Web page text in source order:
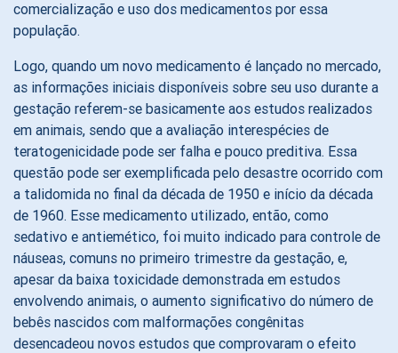
comercialização e uso dos medicamentos por essa
população.
Logo, quando um novo medicamento é lançado no mercado,
as informações iniciais disponíveis sobre seu uso durante a
gestação referem-se basicamente aos estudos realizados
em animais, sendo que a avaliação interespécies de
teratogenicidade pode ser falha e pouco preditiva. Essa
questão pode ser exemplificada pelo desastre ocorrido com
a talidomida no final da década de 1950 e início da década
de 1960. Esse medicamento utilizado, então, como
sedativo e antiemético, foi muito indicado para controle de
náuseas, comuns no primeiro trimestre da gestação, e,
apesar da baixa toxicidade demonstrada em estudos
envolvendo animais, o aumento significativo do número de
bebês nascidos com malformações congênitas
desencadeou novos estudos que comprovaram o efeito